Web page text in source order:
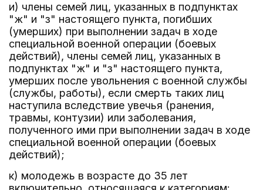
и) члены семей лиц, указанных в подпунктах
"ж" и "з" настоящего пункта, погибших
(умерших) при выполнении задач в ходе
специальной военной операции (боевых
действий), члены семей лиц, указанных в
подпунктах "ж" и "з" настоящего пункта,
умерших после увольнения с военной службы
(службы, работы), если смерть таких лиц
наступила вследствие увечья (ранения,
травмы, контузии) или заболевания,
полученного ими при выполнении задач в ходе
специальной военной операции (боевых
действий);
к) молодежь в возрасте до 35 лет